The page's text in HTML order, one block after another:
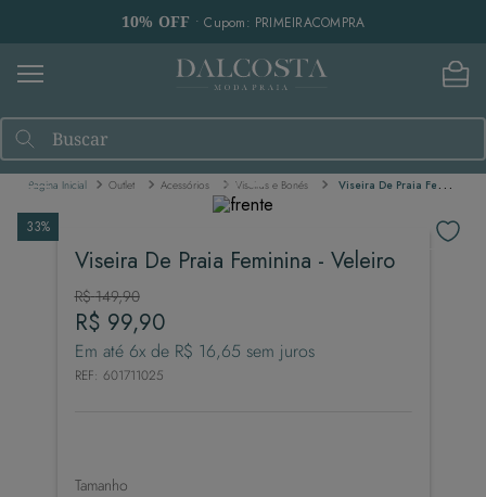
10% OFF • Cupom: PRIMEIRACOMPRA
Buscar
Outlet Acessórios Viseiras e Bonés Viseira De Praia Feminina - Veleiro
33%
Viseira De Praia Feminina - Veleiro
R$ 149,90
R$ 99,90
Em até 6x de R$ 16,65 sem juros
REF: 601711025
Tamanho